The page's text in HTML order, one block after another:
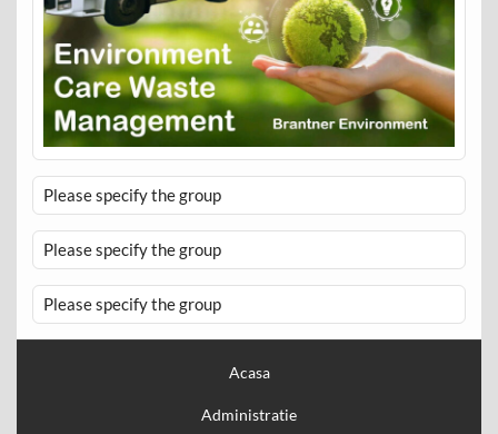
Please specify the group
Please specify the group
Please specify the group
Acasa
Administratie